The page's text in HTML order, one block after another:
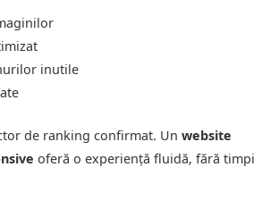
inutile
de ranking confirmat. Un website
oferă o experiență fluidă, fără timpi